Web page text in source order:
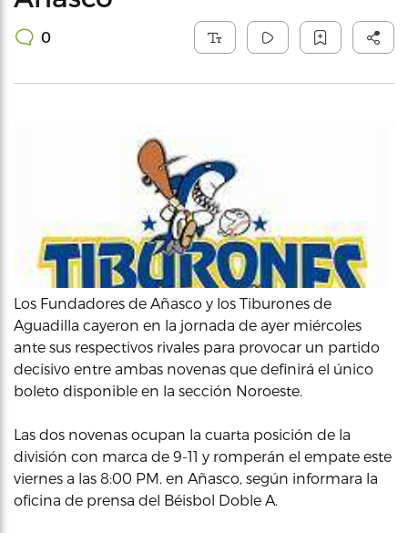
0
Los Fundadores de Añasco y los Tiburones de
Aguadilla cayeron en la jornada de ayer miércoles
ante sus respectivos rivales para provocar un partido
decisivo entre ambas novenas que definirá el único
boleto disponible en la sección Noroeste.
Las dos novenas ocupan la cuarta posición de la
división con marca de 9-11 y romperán el empate este
viernes a las 8:00 PM. en Añasco, según informara la
oficina de prensa del Béisbol Doble A.